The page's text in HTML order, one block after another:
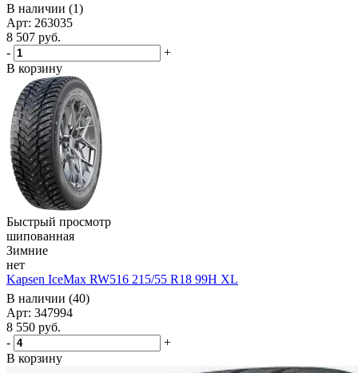
В наличии (1)
Арт: 263035
8 507 руб.
-
+
В корзину
Быстрый просмотр
шипованная
Зимние
нет
Kapsen IceMax RW516 215/55 R18 99H XL
В наличии (40)
Арт: 347994
8 550 руб.
-
+
В корзину